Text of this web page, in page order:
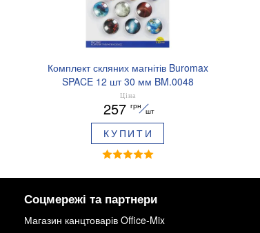
Комплект скляних магнітів Buromax
SPACE 12 шт 30 мм BM.0048
Ціна
257 грн
шт
КУПИТИ
Соцмережі та партнери
Магазин канцтоварів Office-Mix